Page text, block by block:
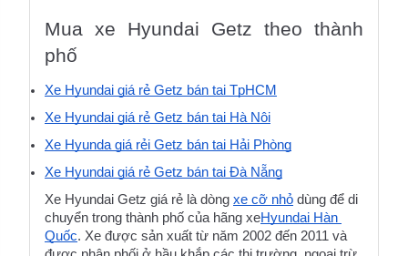
Mua xe Hyundai Getz theo thành
phố
Xe Hyundai giá rẻ Getz bán tại TpHCM
Xe Hyundai giá rẻ Getz bán tại Hà Nội
Xe Hyunda giá rẻi Getz bán tại Hải Phòng
Xe Hyundai giá rẻ Getz bán tại Đà Nẵng
Xe Hyundai Getz giá rẻ là dòng xe cỡ nhỏ dùng để di
chuyển trong thành phố của hãng xeHyundai Hàn
Quốc. Xe được sản xuất từ năm 2002 đến 2011 và